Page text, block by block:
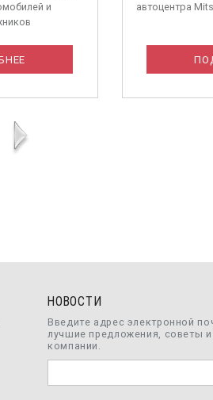
и
автоцентра
НОВОСТИ
Введите адрес электронной
лучшие предложения, советы
компании.